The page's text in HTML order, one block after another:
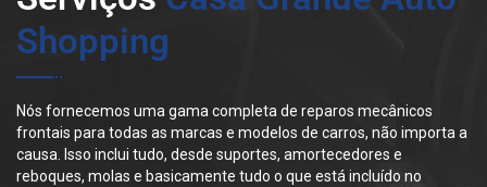
Shopping
Nós fornecemos uma gama completa de reparos mecânicos
frontais para todas as marcas e modelos de carros, não importa a
causa. Isso inclui tudo, desde suportes, amortecedores e
reboques, molas e basicamente tudo o que está incluído no